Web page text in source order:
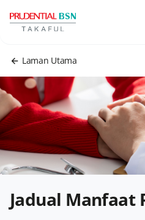
Laman Utama
Jadual Manfaat